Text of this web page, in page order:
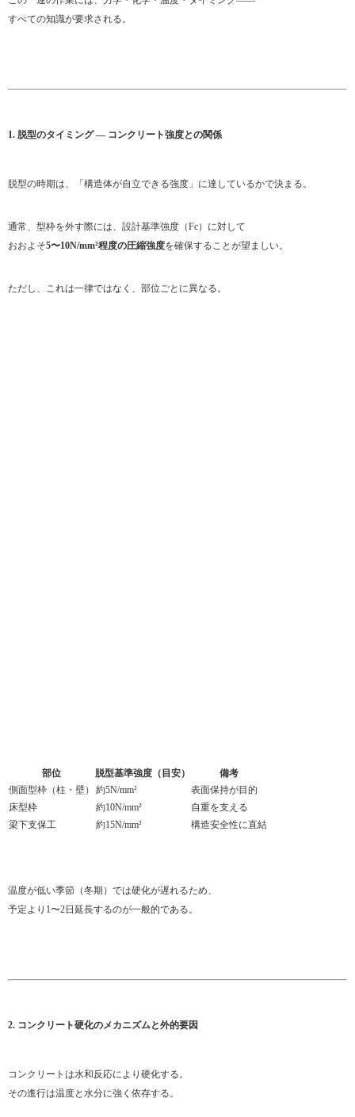
すべての知識が要求される。
1. 脱型のタイミング ― コンクリート強度との関係
脱型の時期は、「構造体が自立できる強度」に達しているかで決まる。
通常、型枠を外す際には、設計基準強度（Fc）に対して
おおよそ5〜10N/mm²程度の圧縮強度を確保することが望ましい。
ただし、これは一律ではなく、部位ごとに異なる。
部位 脱型基準強度（目安）
備考
側面型枠（柱・壁）
約5N/mm²
表面保持が目的
床型枠
約10N/mm²
自重を支える
梁下支保工
約15N/mm² 構造安全性に直結
温度が低い季節（冬期）では硬化が遅れるため、
予定より1〜2日延長するのが一般的である。
2. コンクリート硬化のメカニズムと外的要因
コンクリートは水和反応により硬化する。
その進行は温度と水分に強く依存する。